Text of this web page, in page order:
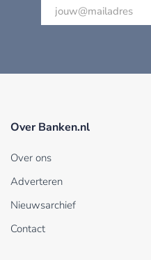
Over Banken.nl
Over ons
Adverteren
Nieuwsarchief
Contact